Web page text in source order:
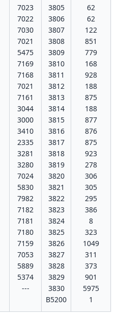
7023
7022
7030
7021
5475
7169
7168
7021
7161
3044
3000
3410
2335
3281
3280
7024
5830
7982
7182
7181
7180
7159
7053
5889
5374
---
3805
3806
3807
3808
3809
3810
3811
3812
3813
3814
3815
3816
3817
3818
3819
3820
3821
3822
3823
3824
3825
3826
3827
3828
3829
3830
B5200
62
62
122
851
779
168
928
188
875
188
877
876
875
923
278
306
305
295
386
8
323
1049
311
373
901
5975
1